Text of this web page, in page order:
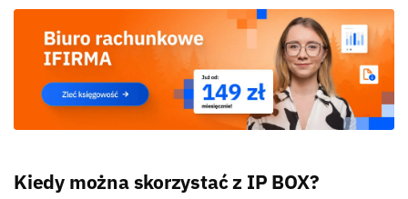
Kiedy można skorzystać z IP BOX?